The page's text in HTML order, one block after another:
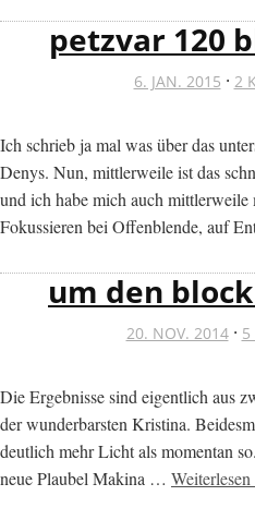
petzvar 120
6. JAN. 2015 · 2
Ich schrieb ja mal was über das
Denys. Nun, mittlerweile ist das
und ich habe mich auch mittlerweile
Fokussieren bei Offenblende, auf
um den
20. NOV. 2014· 5
Die Ergebnisse sind eigentlich aus
der wunderbarsten Kristina.
deutlich mehr Licht als momentan
neue Plaubel Makina …